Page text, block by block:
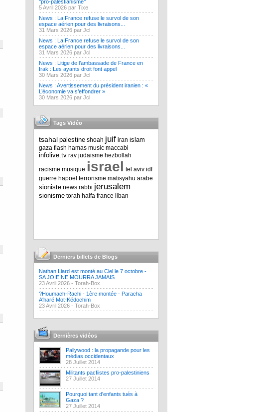
‘’pro-palestianisme’’
5 Avril 2026 par Tixe
News : La France refuse le survol de son
espace aérien pour des livraisons...
31 Mars 2026 par Jcl
News : La France refuse le survol de son
espace aérien pour des livraisons...
31 Mars 2026 par Jcl
News : Litige de l’ambassade de France en
Irak : Les ayants droit font appel
30 Mars 2026 par Jcl
News : Avertissement du président iranien : «
L’économie va s’effondrer »
30 Mars 2026 par Jcl
Tags Vidéo
tsahal palestine shoah juif iran islam
gaza flash hamas music maccabi
infolive.tv rav judaisme hezbollah
racisme musique israel tel aviv idf
guerre hapoel terrorisme matisyahu arabe
sioniste news rabbi jerusalem
sionisme torah haifa france liban
Derniers billets de Blogs
Nathan Liard est monté au Ciel le 7 octobre -
SA JOIE NE MOURRA JAMAIS
23 Avril 2026 - Torah-Box
?Houmach-Rachi - 1ère montée - Paracha
A'haré Mot-Kédochim
23 Avril 2026 - Torah-Box
Dernières vidéos
Pallywood : la propagande pour les
médias occidentaux
28 Juillet 2014
Militants pacfiistes pro-palestiniens
27 Juillet 2014
Pourquoi tant d'enfants tués à
Gaza ?
27 Juillet 2014